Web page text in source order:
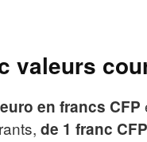
valeurs
euro en francs CFP
de 1 franc CFP